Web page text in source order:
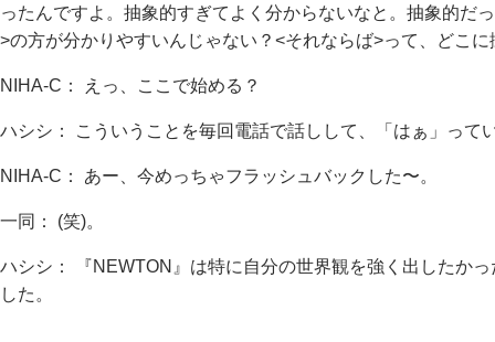
ったんですよ。抽象的すぎてよく分からないなと。抽象的だ
>の方が分かりやすいんじゃない？<それならば>って、どこ
NIHA-C： えっ、ここで始める？
ハシシ： こういうことを毎回電話で話しして、「はぁ」っ
NIHA-C： あー、今めっちゃフラッシュバックした〜。
一同： (笑)。
ハシシ： 『NEWTON』は特に自分の世界観を強く出したか
した。